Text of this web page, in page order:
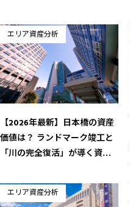
エリア資産分析
【2026年最新】日本橋の資産
価値は？ ランドマーク竣工と
「川の完全復活」が導く資産
エリア資産分析